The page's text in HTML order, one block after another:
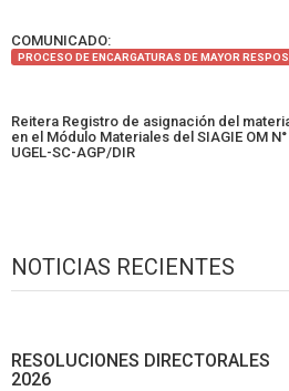
COMUNICADO:
PROCESO DE ENCARGATURAS DE MAYOR
Reitera Registro de asignación del
en el Módulo Materiales del SIAGIE OM N°
UGEL-SC-AGP/DIR
NOTICIAS RECIENTES
RESOLUCIONES DIRECTORALES
2026